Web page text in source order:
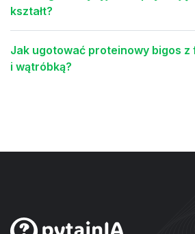
kształt?
Jak ugotować proteinowy bigos z
i wątróbką?